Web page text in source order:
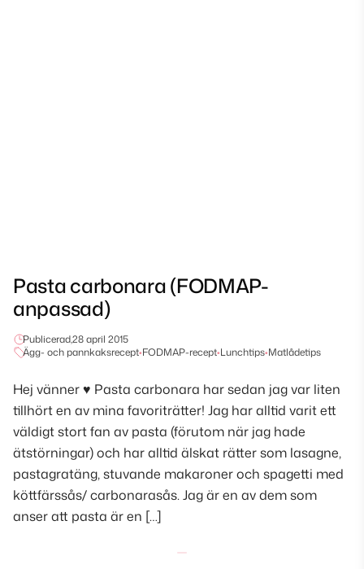
Pasta carbonara (FODMAP-
anpassad)
Publicerad,28 april 2015
Ägg- och pannkaksrecept•FODMAP-recept•Lunchtips•Matlådetips
Hej vänner ♥ Pasta carbonara har sedan jag var liten
tillhört en av mina favoriträtter! Jag har alltid varit ett
väldigt stort fan av pasta (förutom när jag hade
ätstörningar) och har alltid älskat rätter som lasagne,
pastagratäng, stuvande makaroner och spagetti med
köttfärssås/ carbonarasås. Jag är en av dem som
anser att pasta är en […]